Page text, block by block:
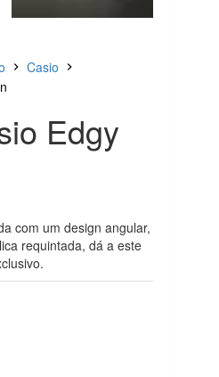
Casio
Edgy
com um design angular,
requintada, dá a este